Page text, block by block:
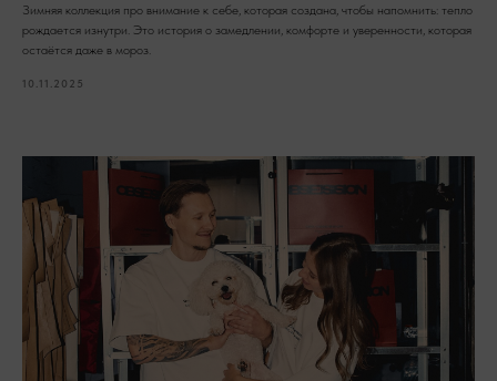
Зимняя коллекция про внимание к себе, которая создана, чтобы напомнить: тепло
рождается изнутри. Это история о замедлении, комфорте и уверенности, которая
остаётся даже в мороз.
10.11.2025